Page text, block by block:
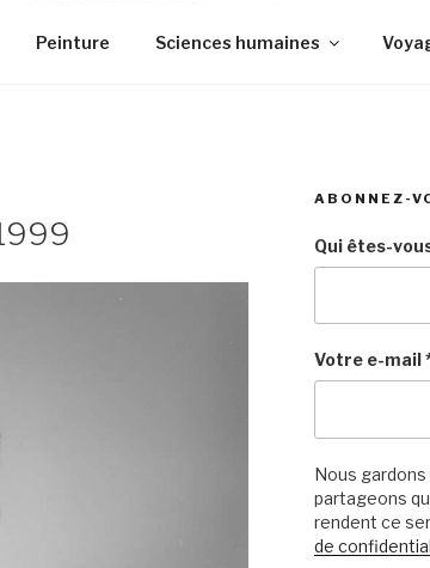
Peinture Sciences humaines
ABONNEZ-
Qui êtes-
Votre e-mail
Nous
partageons
rendent ce
de